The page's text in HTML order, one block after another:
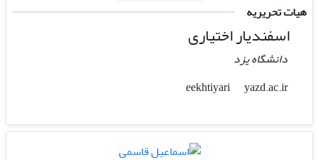
هیات تحریریه
اسفندیار اختیاری
دانشگاه یزد
eekhtiyari
yazd.ac.ir